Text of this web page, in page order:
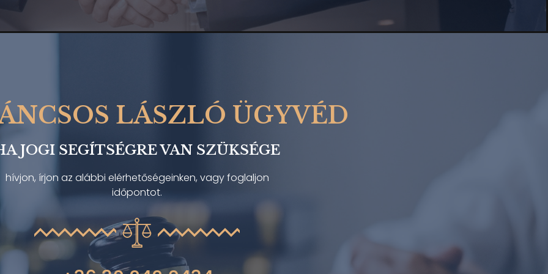
LÁSZLÓ ÜGYVÉD
JOGI SEGÍTSÉGRE VAN SZÜKSÉGE
hívjon, írjon az alábbi elérhetőségeinken, vagy foglaljon
időpontot.